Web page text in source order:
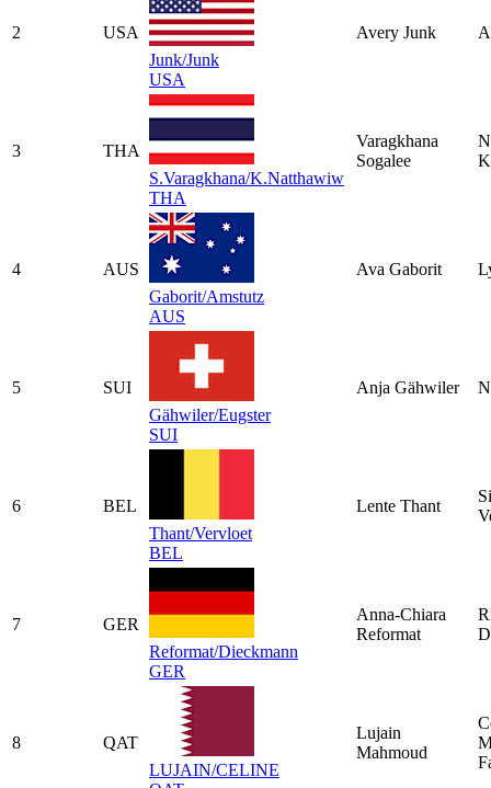
2
USA
Junk/Junk
USA
Avery Junk
3
THA
S.Varagkhana/K.Natthawiw
THA
Varagkhana
Sogalee
4
AUS
Gaborit/Amstutz
AUS
Ava Gaborit
5
SUI
Gähwiler/Eugster
SUI
Anja Gähwiler
6
BEL
Thant/Vervloet
BEL
Lente Thant
7
GER
Reformat/Dieckmann
GER
Anna-Chiara
Reformat
8
QAT
LUJAIN/CELINE
Lujain
Mahmoud